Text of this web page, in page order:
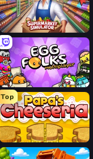
Supermarket Simulator: Store Manager
Egg Folks Multiplayer
Top
Papa's Cheeseria